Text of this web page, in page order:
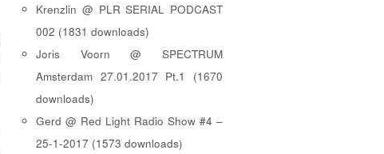
Krenzlin @ PLR SERIAL PODCAST
002 (1831 downloads)
Joris Voorn @ SPECTRUM
Amsterdam 27.01.2017 Pt.1 (1670
downloads)
Gerd @ Red Light Radio Show #4 –
25-1-2017 (1573 downloads)